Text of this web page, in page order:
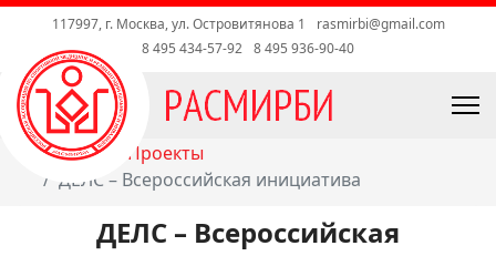
117997, г. Москва, ул. Островитянова 1
rasmirbi@gmail.com
8 495 434-57-92 8 495 936-90-40
Главная
Проекты
ДЕЛС – Всероссийская инициатива
ДЕЛС – Всероссийская